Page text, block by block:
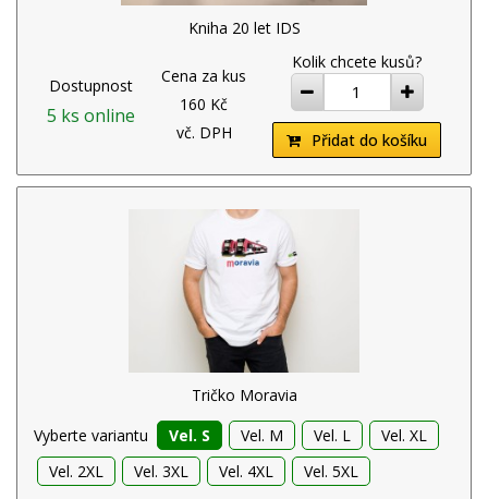
Kniha 20 let IDS
Dostupnost
5 ks online
Cena za kus
160 Kč
vč. DPH
Kolik chcete kusů?
ubrat přidat
Přidat do košíku
Tričko Moravia
Vyberte variantu
Vel. S Vel. M Vel. L
Vel. XL
Vel. 2XL
Vel. 3XL Vel. 4XL Vel. 5XL